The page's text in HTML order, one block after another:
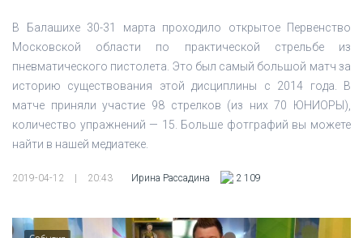
В Балашихе 30-31 марта проходило открытое Первенство
Московской области по практической стрельбе из
пневматического пистолета. Это был самый большой матч за
историю существования этой дисциплины с 2014 года. В
матче приняли участие 98 стрелков (из них 70 ЮНИОРЫ),
количество упражнений — 15. Больше фотграфий вы можете
найти в нашей медиатеке.
2019-04-12 20:43 Ирина Рассадина 2 109